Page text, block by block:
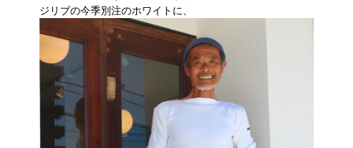
ジリブの今季別注のホワイトに、